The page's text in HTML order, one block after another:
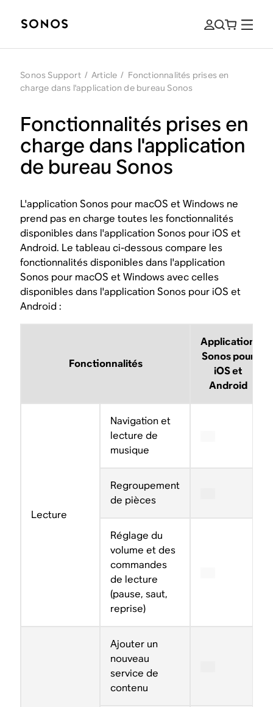
Sonos Support / Article / Fonctionnalités prises en
charge dans l'application de bureau Sonos
Fonctionnalités prises en
charge dans l'application
de bureau Sonos
L'application Sonos pour macOS et Windows ne
prend pas en charge toutes les fonctionnalités
disponibles dans l'application Sonos pour iOS et
Android. Le tableau ci-dessous compare les
fonctionnalités disponibles dans l'application
Sonos pour macOS et Windows avec celles
disponibles dans l'application Sonos pour iOS et
Android :
Fonctionnalités
Application
Sonos pour
iOS et
Android
Lecture
Navigation et
lecture de
musique
Regroupement
de pièces
Réglage du
volume et des
commandes
de lecture
(pause, saut,
reprise)
Ajouter un
nouveau
service de
contenu